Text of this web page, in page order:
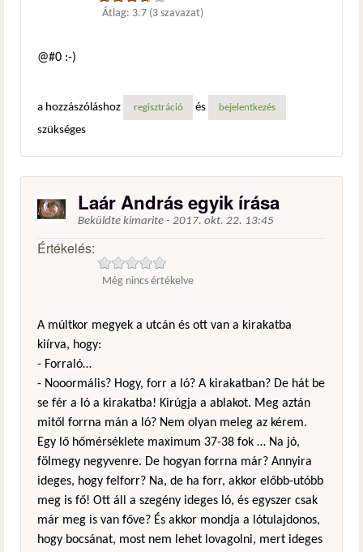
Átlag: 3.7 (3 szavazat)
@#0 :-)
a hozzászóláshoz regisztráció és bejelentkezés
szükséges
Laár András egyik írása
Beküldte kimarite - 2017. okt. 22. 13:45
Értékelés:
Még nincs értékelve
A múltkor megyek a utcán és ott van a kirakatba
kiírva, hogy:
- Forraló…
- Nooormális? Hogy, forr a ló? A kirakatban? De hát be
se fér a ló a kirakatba! Kirúgja a ablakot. Meg aztán
mitől forrna mán a ló? Nem olyan meleg az kérem.
Egy lő hőmérséklete maximum 37-38 fok … Na jó,
fölmegy negyvenre. De hogyan forrna már? Annyira
ideges, hogy felforr? Na, de ha forr, akkor előbb-utóbb
meg is fő! Ott áll a szegény ideges ló, és egyszer csak
már meg is van főve? És akkor mondja a lótulajdonos,
hogy bocsánat, most nem lehet lovagolni, mert ideges